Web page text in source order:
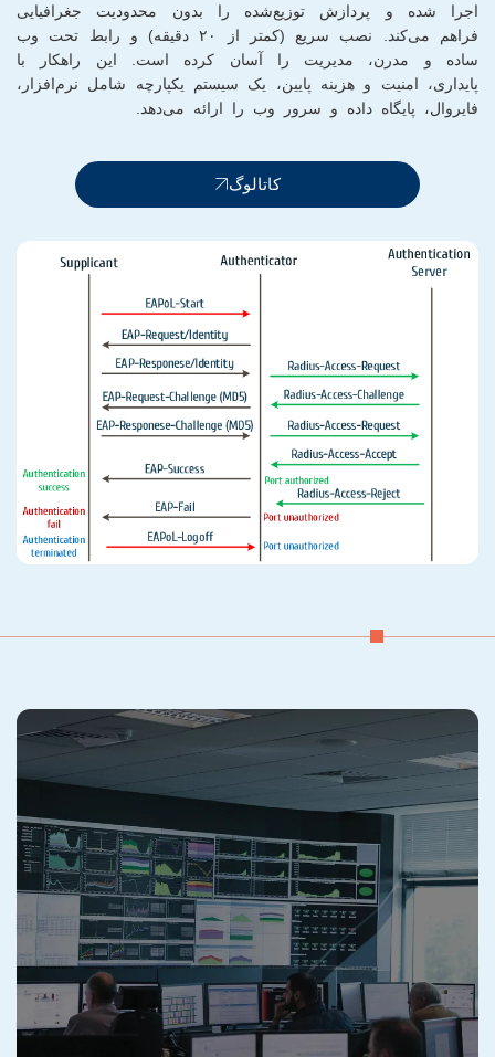
اجرا شده و پردازش توزیع‌شده را بدون محدودیت جغرافیایی
فراهم می‌کند. نصب سریع (کمتر از ۲۰ دقیقه) و رابط تحت وب
ساده و مدرن، مدیریت را آسان کرده است. این راهکار با
پایداری، امنیت و هزینه پایین، یک سیستم یکپارچه شامل نرم‌افزار،
فایروال، پایگاه داده و سرور وب را ارائه می‌دهد.
کاتالوگ